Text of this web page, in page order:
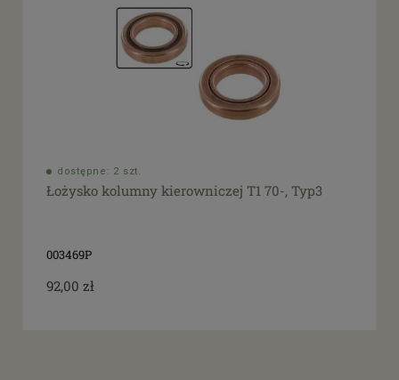
dostępne: 2 szt.
Łożysko kolumny kierowniczej T1 70-, Typ3
003469P
92,00 zł